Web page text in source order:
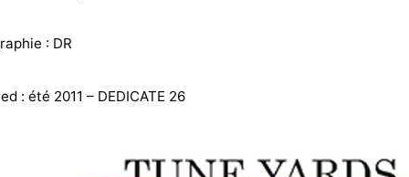
: DR
: été 2011 – DEDICATE 26